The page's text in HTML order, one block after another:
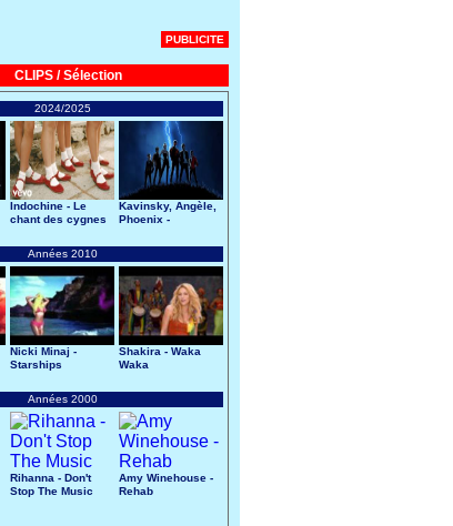
PUBLICITE
CLIPS / Sélection
2024/2025
Indochine - Le
chant des cygnes
Kavinsky, Angèle,
Phoenix -
Années 2010
Nicki Minaj -
Starships
Shakira - Waka
Waka
Années 2000
Rihanna - Don't
Stop The Music
Amy Winehouse -
Rehab